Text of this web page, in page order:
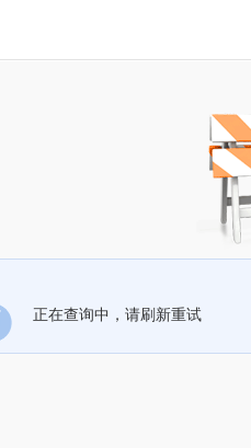
正在查询中，请刷新重试